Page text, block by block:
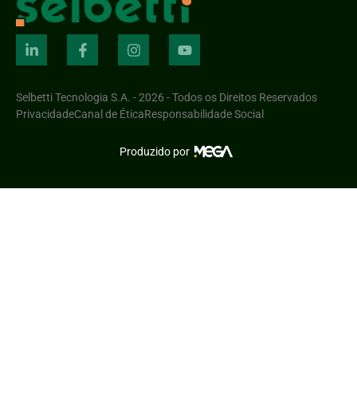
Selbetti Tecnologia S.A. - 2026 - Todos os Direitos Reservados
PrivacidadeCanal de ÉticaResponsabilidade Social
Produzido por